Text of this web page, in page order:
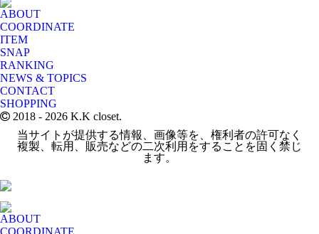
ABOUT
COORDINATE
ITEM
SNAP
RANKING
NEWS & TOPICS
CONTACT
SHOPPING
2018 - 2026 K.K closet.
当サイトが提供する情報、画像等を、権利者の許可なく
複製、転用、販売などの二次利用をすることを固く禁じ
ます。
ABOUT
COORDINATE